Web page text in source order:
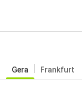
Gera Frankfurt